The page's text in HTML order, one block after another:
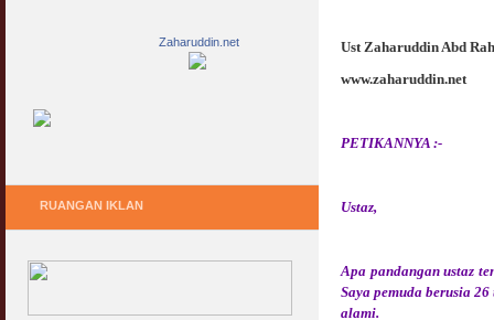
Ust Zaharuddin Abd
www.zaharuddin.net
PETIKANNYA :-
Ustaz,
Apa pandangan ustaz
Saya pemuda berusia
alami.
Zaharuddin.net
RUANGAN IKLAN